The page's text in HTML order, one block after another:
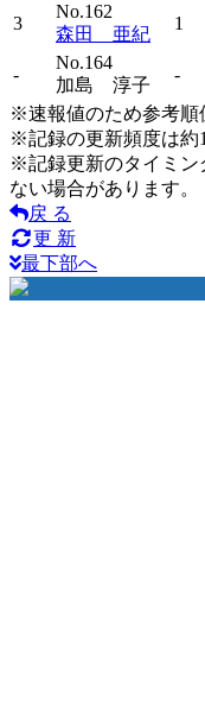
3
No.162
森田 亜紀
1
-
No.164
加島 淳子
-
※速報値のため参考順
※記録の更新頻度は約
※記録更新のタイミン
ない場合があります。
戻 る
更 新
最下部へ